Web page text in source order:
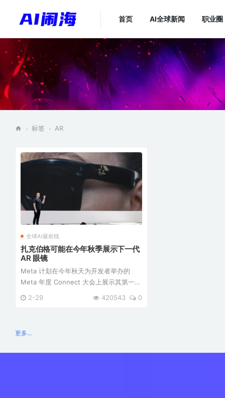
首页 AI全球新闻 职业圈
› 标签 › AR
全球AI最前线
扎克伯格可能在今年秋季展示下一代
AR 眼镜
Meta 计划在今年秋天为开发者举办的
Meta 年度 Connect 大会上展示其第一副
2-29 420543 0
更多...